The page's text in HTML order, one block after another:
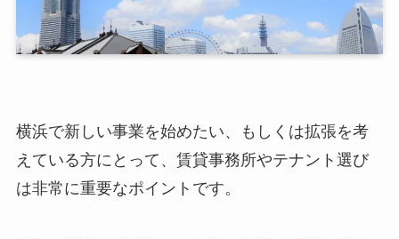
横浜で新しい事業を始めたい、もしくは拡張を考
えている方にとって、賃貸事務所やテナント選び
は非常に重要なポイントです。